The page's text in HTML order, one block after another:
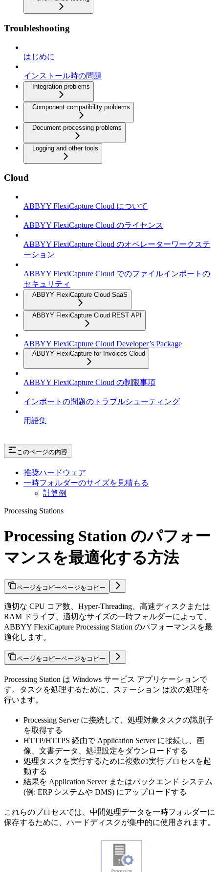
Troubleshooting
はじめに
インストール時の問題
Integration problems
Component compatibility problems
Document processing problems
Logging and other tools
Cloud
ABBYY FlexiCapture Cloud について
ABBYY FlexiCapture Cloud のライセンス
ABBYY FlexiCapture Cloud のオペレーターワークステ
ーション
ABBYY FlexiCapture Cloud でのファイルインポートの
セキュリティ
ABBYY FlexiCapture Cloud SaaS
ABBYY FlexiCapture Cloud REST API
ABBYY FlexiCapture Cloud Developer’s Package
ABBYY FlexiCapture for Invoices Cloud
ABBYY FlexiCapture Cloud の制限事項
インポートの問題のトラブルシューティング
用語集
このページの内容
推奨ハードウェア
一時フォルダーのサイズを見積もる
計算例
Processing Stations
Processing Station のパフォー
マンスを最適化する方法
ページをコピーページをコピー
適切な CPU コア数、Hyper-Threading、高速ディスクまたは
RAM ドライブ、適切なサイズの一時フォルダーによって、
ABBYY FlexiCapture Processing Station のパフォーマンスを最
適化します。
ページをコピーページをコピー
Processing Station は Windows サービス アプリケーションで
す。タスクを処理するために、ステーション は次の処理を
行います。
Processing Server に接続して、処理対象タスクの識別子
を取得する
HTTP/HTTPS 経由で Application Server に接続し、画
像、文書データ、処理設定をダウンロードする
処理タスクを実行するために複数の実行プロセスを起
動する
結果を Application Server またはバックエンド システム
(例: ERP システムや DMS) にアップロードする
これらのプロセスでは、中間処理データを一時フォルダーに
保存するために、ハードディスクが集中的に使用されます。